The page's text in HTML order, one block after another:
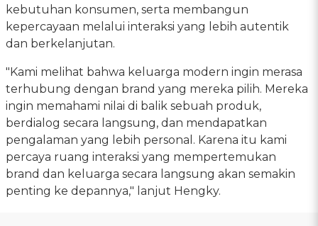
kebutuhan konsumen, serta membangun
kepercayaan melalui interaksi yang lebih autentik
dan berkelanjutan.
"Kami melihat bahwa keluarga modern ingin merasa
terhubung dengan brand yang mereka pilih. Mereka
ingin memahami nilai di balik sebuah produk,
berdialog secara langsung, dan mendapatkan
pengalaman yang lebih personal. Karena itu kami
percaya ruang interaksi yang mempertemukan
brand dan keluarga secara langsung akan semakin
penting ke depannya," lanjut Hengky.